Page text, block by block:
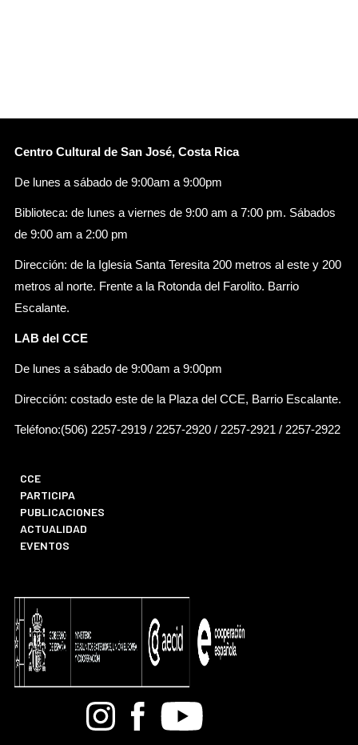
Centro Cultural de San José, Costa Rica
De lunes a sábado de 9:00am a 9:00pm
Biblioteca: de lunes a viernes de 9:00 am a 7:00 pm. Sábados
de 9:00 am a 2:00 pm
Dirección: de la Iglesia Santa Teresita 200 metros al este y 200
metros al norte. Frente a la Rotonda del Farolito. Barrio
Escalante.
LAB del CCE
De lunes a sábado de 9:00am a 9:00pm
Dirección: costado este de la Plaza del CCE, Barrio Escalante.
Teléfono:(506) 2257-2919 / 2257-2920 / 2257-2921 / 2257-2922
CCE
PARTICIPA
PUBLICACIONES
ACTUALIDAD
EVENTOS
BandcampInstagramFacebook
Youtube